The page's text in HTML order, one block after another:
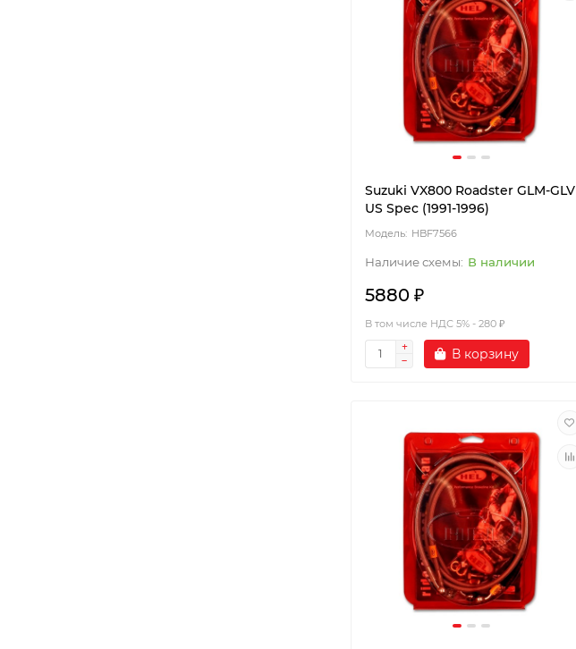
Suzuki VX800 Roadster GLM-GLV
US Spec (1991-1996)
HBF7566
В наличии
5880 ₽
В том числе НДС 5% - 280 ₽
В корзину